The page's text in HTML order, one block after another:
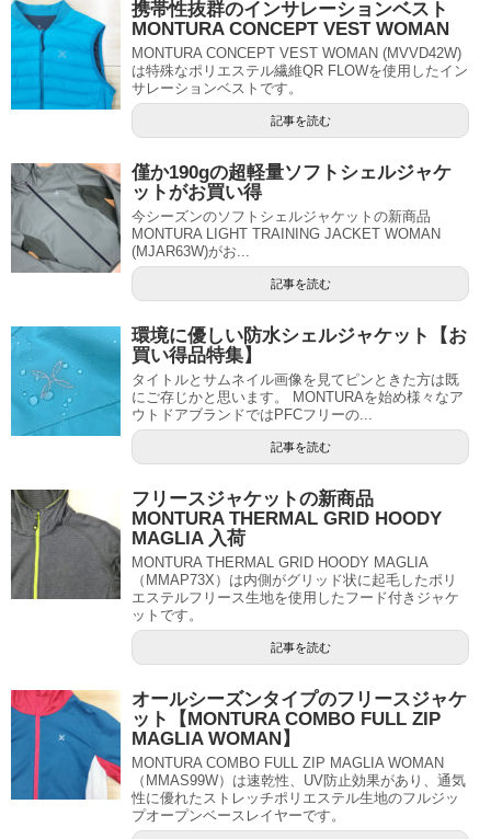
携帯性抜群のインサレーションベスト
MONTURA CONCEPT VEST WOMAN
MONTURA CONCEPT VEST WOMAN (MVVD42W)
は特殊なポリエステル繊維QR FLOWを使用したイン
サレーションベストです。
記事を読む
僅か190gの超軽量ソフトシェルジャケ
ットがお買い得
今シーズンのソフトシェルジャケットの新商品
MONTURA LIGHT TRAINING JACKET WOMAN
(MJAR63W)がお...
記事を読む
環境に優しい防水シェルジャケット【お
買い得品特集】
タイトルとサムネイル画像を見てピンときた方は既
にご存じかと思います。 MONTURAを始め様々なア
ウトドアブランドではPFCフリーの...
記事を読む
フリースジャケットの新商品
MONTURA THERMAL GRID HOODY
MAGLIA 入荷
MONTURA THERMAL GRID HOODY MAGLIA
（MMAP73X）は内側がグリッド状に起毛したポリ
エステルフリース生地を使用したフード付きジャケ
ットです。
記事を読む
オールシーズンタイプのフリースジャケ
ット【MONTURA COMBO FULL ZIP
MAGLIA WOMAN】
MONTURA COMBO FULL ZIP MAGLIA WOMAN
（MMAS99W）は速乾性、UV防止効果があり、通気
性に優れたストレッチポリエステル生地のフルジッ
プオープンベースレイヤーです。